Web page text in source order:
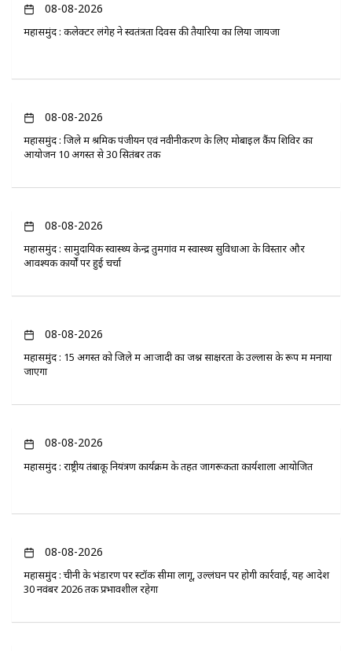
08-08-2026
महासमुंद : कलेक्टर लंगेह ने स्वतंत्रता दिवस की तैयारियों का लिया जायजा
08-08-2026
महासमुंद : जिले में श्रमिक पंजीयन एवं नवीनीकरण के लिए मोबाइल कैंप शिविर का
आयोजन 10 अगस्त से 30 सितंबर तक
08-08-2026
महासमुंद : सामुदायिक स्वास्थ्य केन्द्र तुमगांव में स्वास्थ्य सुविधाओं के विस्तार और
आवश्यक कार्यों पर हुई चर्चा
08-08-2026
महासमुंद : 15 अगस्त को जिले में आजादी का जश्न साक्षरता के उल्लास के रूप में मनाया
जाएगा
08-08-2026
महासमुंद : राष्ट्रीय तंबाकू नियंत्रण कार्यक्रम के तहत जागरूकता कार्यशाला आयोजित
08-08-2026
महासमुंद : चीनी के भंडारण पर स्टॉक सीमा लागू, उल्लंघन पर होगी कार्रवाई, यह आदेश
30 नवंबर 2026 तक प्रभावशील रहेगा